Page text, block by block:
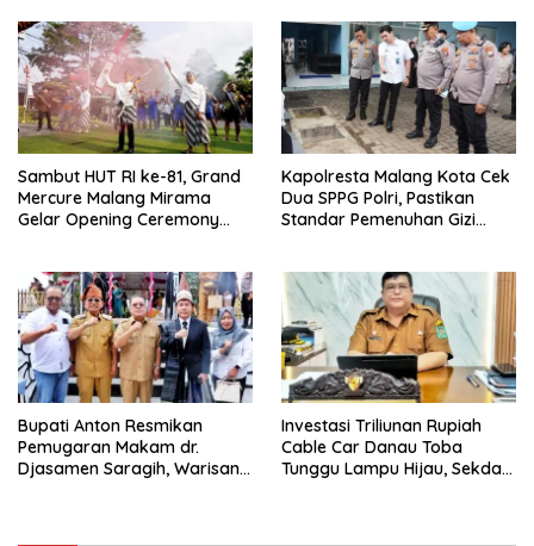
Sambut HUT RI ke-81, Grand
Mercure Malang Mirama
Gelar Opening Ceremony
Kapolresta Malang Kota Cek
Dua SPPG Polri, Pastikan
Standar Pemenuhan Gizi
Bupati Anton Resmikan
Pemugaran Makam dr.
Djasamen Saragih, Warisan
Investasi Triliunan Rupiah
Cable Car Danau Toba
Tunggu Lampu Hijau, Sekda